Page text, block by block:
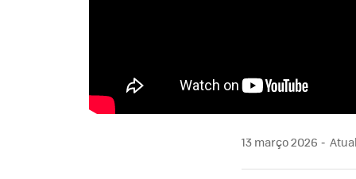
13 março 2026